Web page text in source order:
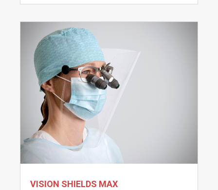
VISION SHIELDS MAX